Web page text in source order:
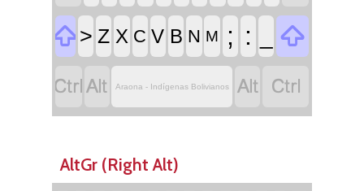
 > Z X C V B N M ; :

 Araona - Indígenas Bolivianos  
AltGr (Right Alt)